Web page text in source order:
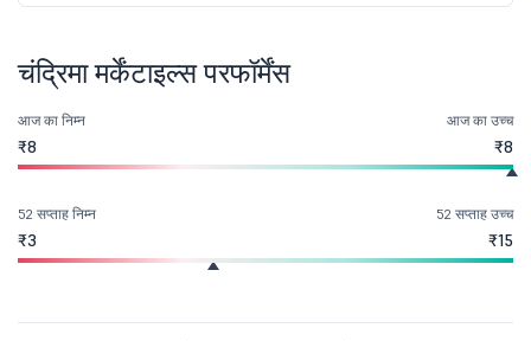
चंद्रिमा मर्केंटाइल्स परफॉर्मेंस
आज का निम्न
₹8
आज का उच्च
₹8
52 सप्ताह निम्न
₹3
52 सप्ताह उच्च
₹15